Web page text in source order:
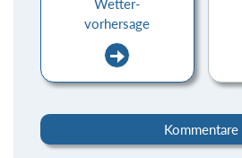
Wetter-
vorhersage
Kommentare